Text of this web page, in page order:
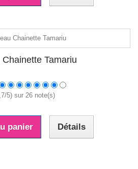
Chainette Tamariu
/5) sur 26note(s)
panier Détails